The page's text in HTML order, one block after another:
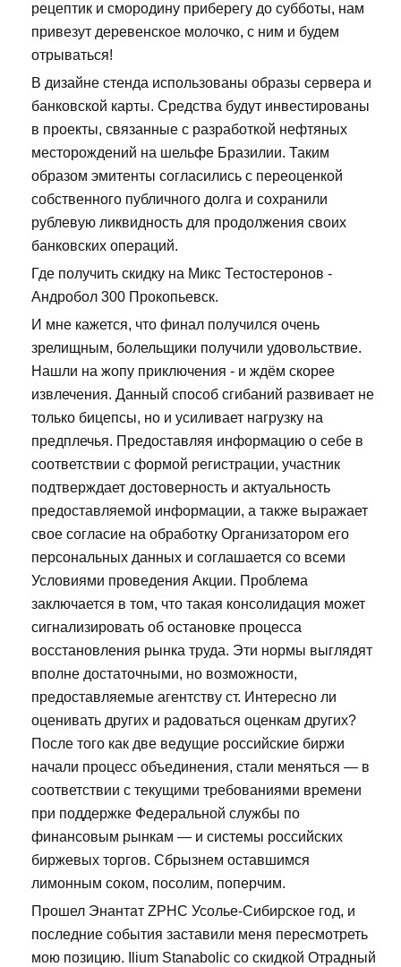
рецептик и смородину приберегу до субботы, нам
привезут деревенское молочко, с ним и будем
отрываться!
В дизайне стенда использованы образы сервера и
банковской карты. Средства будут инвестированы
в проекты, связанные с разработкой нефтяных
месторождений на шельфе Бразилии. Таким
образом эмитенты согласились с переоценкой
собственного публичного долга и сохранили
рублевую ликвидность для продолжения своих
банковских операций.
Где получить скидку на Микс Тестостеронов -
Андробол 300 Прокопьевск.
И мне кажется, что финал получился очень
зрелищным, болельщики получили удовольствие.
Нашли на жопу приключения - и ждём скорее
извлечения. Данный способ сгибаний развивает не
только бицепсы, но и усиливает нагрузку на
предплечья. Предоставляя информацию о себе в
соответствии с формой регистрации, участник
подтверждает достоверность и актуальность
предоставляемой информации, а также выражает
свое согласие на обработку Организатором его
персональных данных и соглашается со всеми
Условиями проведения Акции. Проблема
заключается в том, что такая консолидация может
сигнализировать об остановке процесса
восстановления рынка труда. Эти нормы выглядят
вполне достаточными, но возможности,
предоставляемые агентству ст. Интересно ли
оценивать других и радоваться оценкам других?
После того как две ведущие российские биржи
начали процесс объединения, стали меняться — в
соответствии с текущими требованиями времени
при поддержке Федеральной службы по
финансовым рынкам — и системы российских
биржевых торгов. Сбрызнем оставшимся
лимонным соком, посолим, поперчим.
Прошел Энантат ZPHC Усолье-Сибирское год, и
последние события заставили меня пересмотреть
мою позицию. Ilium Stanabolic со скидкой Отрадный